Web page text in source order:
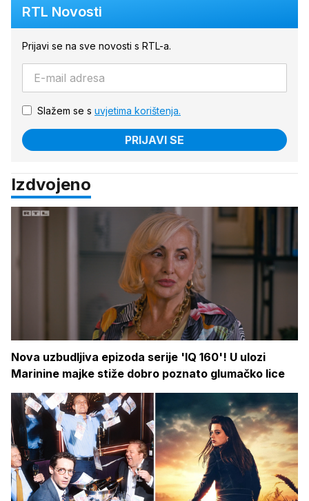
RTL Novosti
Prijavi se na sve novosti s RTL-a.
Slažem se s uvjetima korištenja.
PRIJAVI SE
Izdvojeno
Nova uzbudljiva epizoda serije 'IQ 160'! U ulozi
Marinine majke stiže dobro poznato glumačko lice